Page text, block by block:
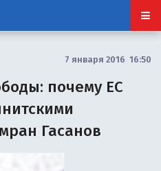
7 января 2016 16:50
почему ЕС
Гасанов